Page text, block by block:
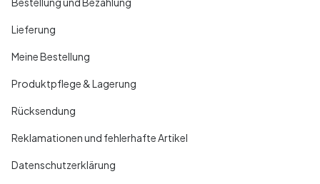
Lieferung
Meine Bestellung
Produktpflege & Lagerung
Rücksendung
Reklamationen und fehlerhafte Artikel
Datenschutzerklärung